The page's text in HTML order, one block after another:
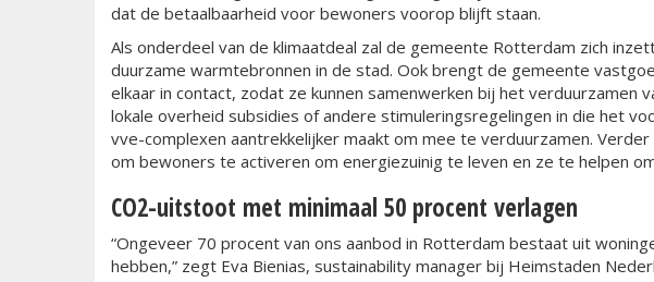
dat de betaalbaarheid voor bewoners voorop blijft staan.
Als onderdeel van de klimaatdeal zal de gemeente Rotterdam zich
duurzame warmtebronnen in de stad. Ook brengt de gemeente
elkaar in contact, zodat ze kunnen samenwerken bij het verduurzamen
lokale overheid subsidies of andere stimuleringsregelingen in die het
vve-complexen aantrekkelijker maakt om mee te verduurzamen.
om bewoners te activeren om energiezuinig te leven en ze te helpen
CO2-uitstoot met minimaal 50 procent verlagen
“Ongeveer 70 procent van ons aanbod in Rotterdam bestaat uit
hebben,” zegt Eva Bienias, sustainability manager bij Heimstaden